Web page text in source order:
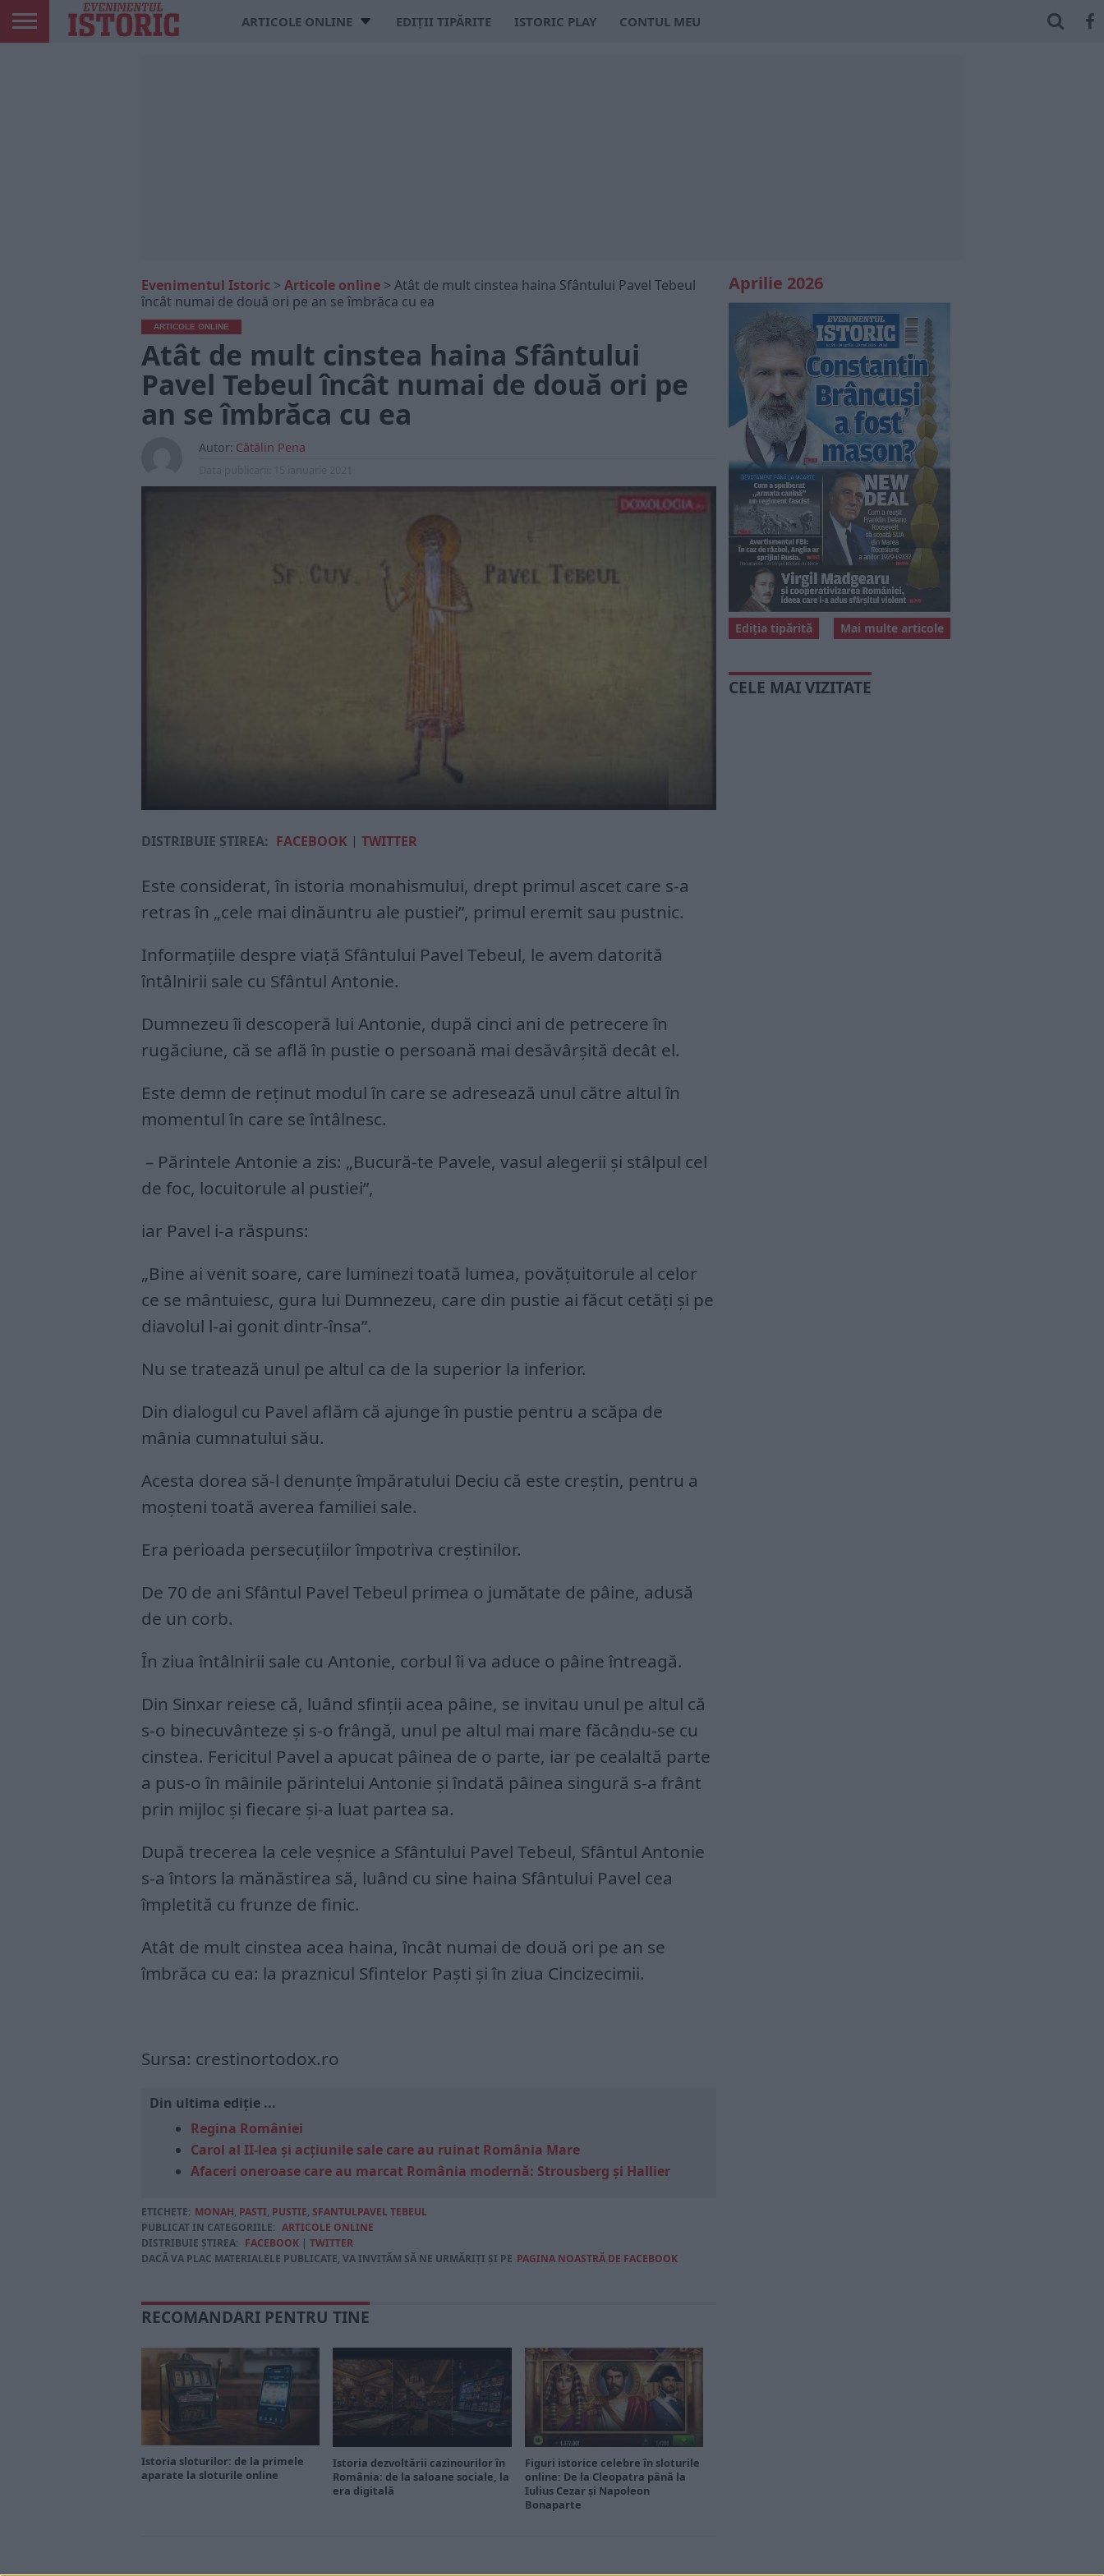
ARTICOLE ONLINE EDIȚII TIPĂRITE ISTORIC PLAY CONTUL MEU
Evenimentul Istoric > Articole online > Atât de mult cinstea haina Sfântului Pavel Tebeul
încât numai de două ori pe an se îmbrăca cu ea
ARTICOLE ONLINE
Atât de mult cinstea haina Sfântului
Pavel Tebeul încât numai de două ori pe
an se îmbrăca cu ea
Autor: Cătălin Pena
DISTRIBUIE ȘTIREA: FACEBOOK | TWITTER
Este considerat, în istoria monahismului, drept primul ascet care s-a
retras în „cele mai dinăuntru ale pustiei”, primul eremit sau pustnic.
Informațiile despre viață Sfântului Pavel Tebeul, le avem datorită
întâlnirii sale cu Sfântul Antonie.
Dumnezeu îi descoperă lui Antonie, după cinci ani de petrecere în
rugăciune, că se află în pustie o persoană mai desăvârșită decât el.
Este demn de reținut modul în care se adresează unul către altul în
momentul în care se întâlnesc.
– Părintele Antonie a zis: „Bucură-te Pavele, vasul alegerii și stâlpul cel
de foc, locuitorule al pustiei”,
iar Pavel i-a răspuns:
„Bine ai venit soare, care luminezi toată lumea, povățuitorule al celor
ce se mântuiesc, gura lui Dumnezeu, care din pustie ai făcut cetăți și pe
diavolul l-ai gonit dintr-însa”.
Nu se tratează unul pe altul ca de la superior la inferior.
Din dialogul cu Pavel aflăm că ajunge în pustie pentru a scăpa de
mânia cumnatului său.
Acesta dorea să-l denunțe împăratului Deciu că este creștin, pentru a
moșteni toată averea familiei sale.
Era perioada persecuțiilor împotriva creștinilor.
De 70 de ani Sfântul Pavel Tebeul primea o jumătate de pâine, adusă
de un corb.
În ziua întâlnirii sale cu Antonie, corbul îi va aduce o pâine întreagă.
Din Sinxar reiese că, luând sfinții acea pâine, se invitau unul pe altul că
s-o binecuvânteze și s-o frângă, unul pe altul mai mare făcându-se cu
cinstea. Fericitul Pavel a apucat pâinea de o parte, iar pe cealaltă parte
a pus-o în mâinile părintelui Antonie și îndată pâinea singură s-a frânt
prin mijloc și fiecare și-a luat partea sa.
După trecerea la cele veșnice a Sfântului Pavel Tebeul, Sfântul Antonie
s-a întors la mănăstirea să, luând cu sine haina Sfântului Pavel cea
împletită cu frunze de finic.
Atât de mult cinstea acea haina, încât numai de două ori pe an se
îmbrăca cu ea: la praznicul Sfintelor Paști și în ziua Cincizecimii.
Sursa: crestinortodox.ro
Din ultima ediție ...
Regina României
Carol al II-lea și acțiunile sale care au ruinat România Mare
Afaceri oneroase care au marcat România modernă: Strousberg și Hallier
ETICHETE: MONAH, PASTI, PUSTIE, SFANTULPAVEL TEBEUL
PUBLICAT IN CATEGORIILE: ARTICOLE ONLINE
DISTRIBUIE ȘTIREA: FACEBOOK | TWITTER
DACĂ VA PLAC MATERIALELE PUBLICATE, VA INVITĂM SĂ NE URMĂRIȚI ȘI PE PAGINA NOASTRĂ DE FACEBOOK
RECOMANDARI PENTRU TINE
Istoria sloturilor: de la primele
aparate la sloturile online
Istoria dezvoltării cazinourilor în
România: de la saloane sociale, la
era digitală
Figuri istorice celebre în sloturile
online: De la Cleopatra până la
Iulius Cezar și Napoleon
Bonaparte
Aprilie 2026
Mai multe articole
Ediția tipărită
CELE MAI VIZITATE